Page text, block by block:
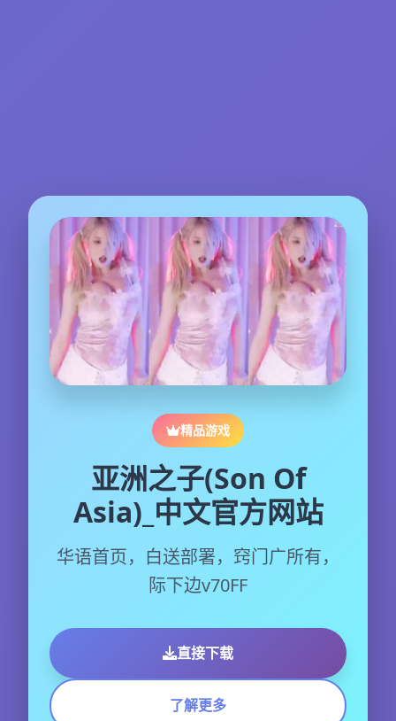
精品游戏
亚洲之子(Son Of
Asia)_中文官方网站
华语首页，白送部署，窍门广所有，
际下边v70FF
直接下载
了解更多